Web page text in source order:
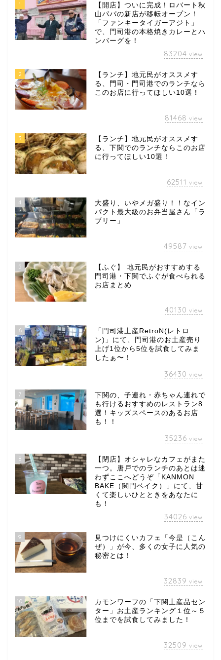
1
【開店】ついに完成！ロバート秋
山パパの新店が移転オープン！
「ファンキータイガーアジト」
で、門司港の本格焼きカレーとハ
ンバーグを！
83204 view
2
【ランチ】地元民がオススメす
る、門司・門司港でのランチなら
このお店に行ってほしい10選！
81468 view
3
【ランチ】地元民がオススメす
る、下関でのランチならこのお店
に行ってほしい10選！
62511 view
4
大盛り、いやメガ盛り！！なイン
パクト最大級のお弁当屋さん「ラ
ブリー」
49587 view
5
【ふぐ】 地元民がおすすめする
門司港・下関でふぐが食べられる
お店まとめ
40130 view
6
「門司港土産RetroN(レトロ
ン)」にて、門司港のお土産売り
上げ1位から5位を試食してみま
したぁ〜！
36430 view
7
下関の、子連れ・赤ちゃん連れで
も行けるおすすめのレストラン8
選！キッズスペースのあるお店
も！！
35236 view
8
【閉店】オシャレなカフェがまた
一つ。唐戸でのランチのあとは迷
わずここへどうぞ「KANMON
BAKE（関門ベイク）」にて、甘
くて楽しいひとときをあなたに
も！
34026 view
9
見つけにくいカフェ「今是（こん
ぜ）」が今、多くの女子に人気の
秘密とは！
32839 view
10
カモンワーフの「下関土産品セン
ター」お土産ランキング１位～５
位までを試食してみました！
32509 view